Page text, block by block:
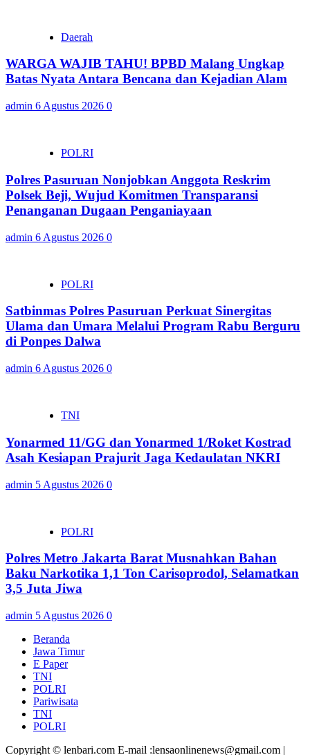
Daerah
WARGA WAJIB TAHU! BPBD Malang Ungkap
Batas Nyata Antara Bencana dan Kejadian Alam
admin 6 Agustus 2026 0
POLRI
Polres Pasuruan Nonjobkan Anggota Reskrim
Polsek Beji, Wujud Komitmen Transparansi
Penanganan Dugaan Penganiayaan
admin 6 Agustus 2026 0
POLRI
Satbinmas Polres Pasuruan Perkuat Sinergitas
Ulama dan Umara Melalui Program Rabu Berguru
di Ponpes Dalwa
admin 6 Agustus 2026 0
TNI
Yonarmed 11/GG dan Yonarmed 1/Roket Kostrad
Asah Kesiapan Prajurit Jaga Kedaulatan NKRI
admin 5 Agustus 2026 0
POLRI
Polres Metro Jakarta Barat Musnahkan Bahan
Baku Narkotika 1,1 Ton Carisoprodol, Selamatkan
3,5 Juta Jiwa
admin 5 Agustus 2026 0
Beranda
Jawa Timur
E Paper
TNI
POLRI
Pariwisata
TNI
POLRI
Copyright © lenbari.com E-mail :lensaonlinenews@gmail.com |